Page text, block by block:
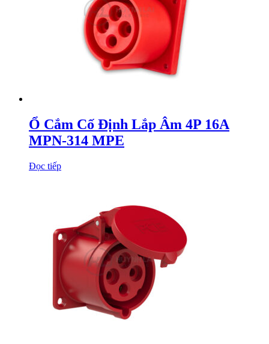
Ổ Cắm Cố Định Lắp Âm 4P 16A
MPN-314 MPE
Đọc tiếp